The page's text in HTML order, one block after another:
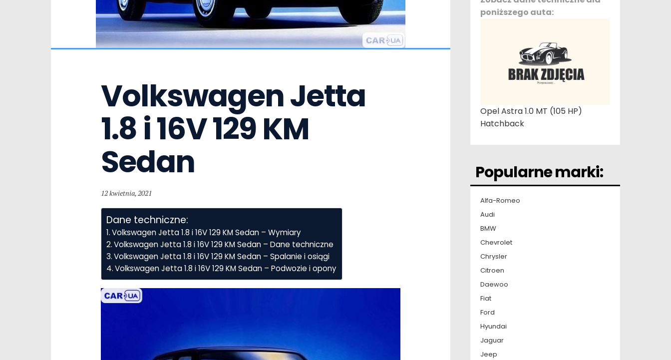
Volkswagen Jetta
1.8 i 16V 129 KM
Sedan
12 kwietnia, 2021
Dane techniczne:
Volkswagen Jetta 1.8 i 16V 129 KM Sedan – Wymiary
Volkswagen Jetta 1.8 i 16V 129 KM Sedan – Dane techniczne
Volkswagen Jetta 1.8 i 16V 129 KM Sedan – Spalanie i osiągi
Volkswagen Jetta 1.8 i 16V 129 KM Sedan – Podwozie i opony
poniższego auta:
Opel Astra 1.0 MT (105 HP)
Hatchback
Popularne marki:
Alfa-Romeo
Audi
BMW
Chevrolet
Chrysler
Citroen
Daewoo
Fiat
Ford
Hyundai
Jaguar
Jeep